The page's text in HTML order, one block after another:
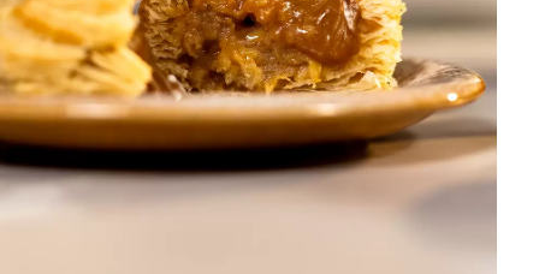
ACESSO PARA PARCEIROS